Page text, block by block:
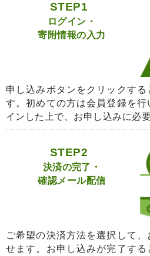
STEP1
ログイン・
寄附情報の入力
申し込みボタンをクリックする
す。初めての方は会員登録を
インした上で、お申し込みに必
STEP2
決済の完了・
確認メール配信
ご希望の決済方法を選択して
せます。お申し込みが完了す